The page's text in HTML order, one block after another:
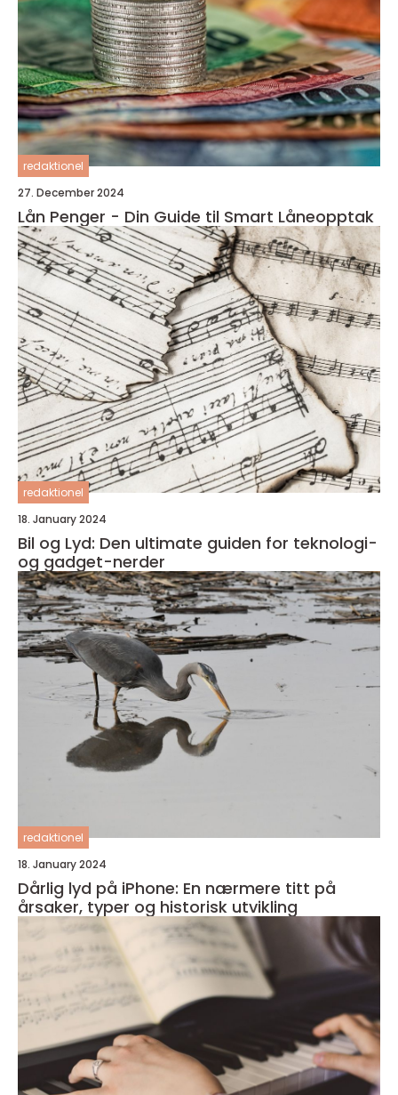
redaktionel
27. December 2024
Lån Penger - Din Guide til Smart Låneopptak
redaktionel
18. January 2024
Bil og Lyd: Den ultimate guiden for teknologi-
og gadget-nerder
redaktionel
18. January 2024
Dårlig lyd på iPhone: En nærmere titt på
årsaker, typer og historisk utvikling